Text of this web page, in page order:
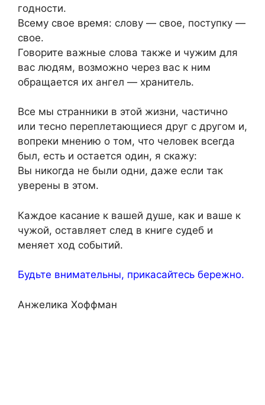
годности.
Всему свое время: слову — свое, поступку —
свое.
Говорите важные слова также и чужим для
вас людям, возможно через вас к ним
обращается их ангел — хранитель.
Все мы странники в этой жизни, частично
или тесно переплетающиеся друг с другом и,
вопреки мнению о том, что человек всегда
был, есть и остается один, я скажу:
Вы никогда не были одни, даже если так
уверены в этом.
Каждое касание к вашей душе, как и ваше к
чужой, оставляет след в книге судеб и
меняет ход событий.
Будьте внимательны, прикасайтесь бережно.
Анжелика Хоффман